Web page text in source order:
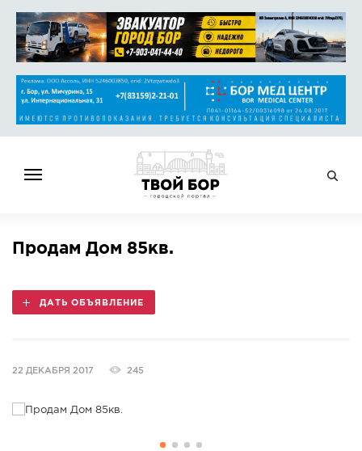
НОВОСТИ
ОБЪЯВЛЕНИЯ
КАМЕРЫ
Продам Дом 85кв.
ДАТЬ ОБЪЯВЛЕНИЕ
22 ДЕКАБРЯ 2017 245